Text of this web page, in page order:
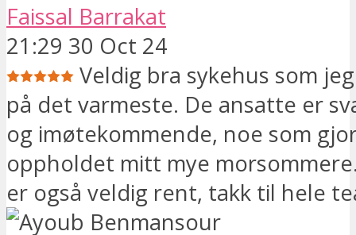
Faissal Barrakat
21:29 30 Oct 24
Veldig bra sykehus som
på det varmeste. De ansatte er
og imøtekommende, noe som
oppholdet mitt mye
er også veldig rent, takk til hele